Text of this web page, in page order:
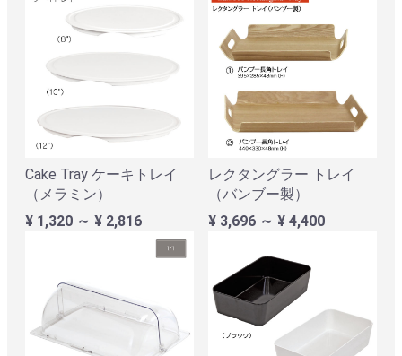
Cake Tray ケーキトレイ
（メラミン）
¥ 1,320 ～ ¥ 2,816
レクタングラー トレイ
（バンブー製）
¥ 3,696 ～ ¥ 4,400